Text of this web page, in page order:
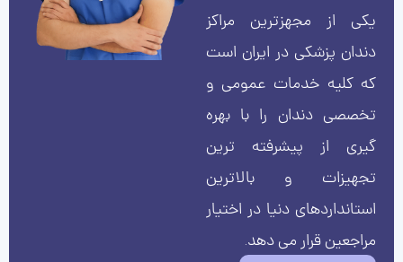
یکی از مجهزترین مراکز
دندان پزشکی در ایران است
که کلیه خدمات عمومی و
تخصصی دندان را با بهره
گیری از پیشرفته ترین
تجهیزات و بالاترین
استانداردهای دنیا در اختیار
مراجعین قرار می دهد.